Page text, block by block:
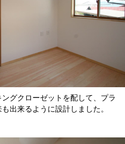
グクローゼットを配して、プラ
出来るように設計しました。